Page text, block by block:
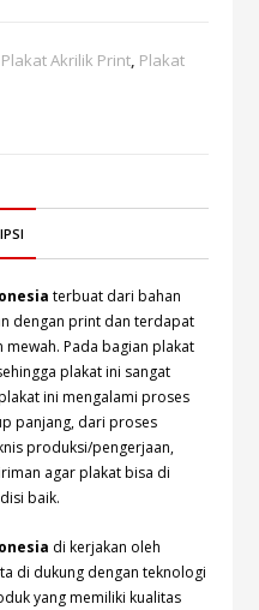
Plakat Akrilik Print, Plakat
terbuat dari bahan
dengan print dan terdapat
mewah. Pada bagian plakat
plakat ini sangat
ini mengalami proses
panjang, dari proses
produksi/pengerjaan,
agar plakat bisa di
baik.
di kerjakan oleh
di dukung dengan teknologi
yang memiliki kualitas